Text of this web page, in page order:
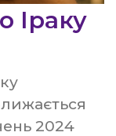
Іраку
2024